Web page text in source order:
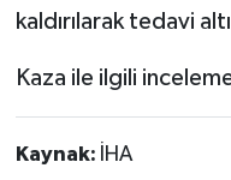
kaldırılarak tedavi
Kaza ile ilgili
Kaynak: İHA